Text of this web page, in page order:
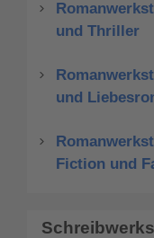
und Thriller
und
Fiction und